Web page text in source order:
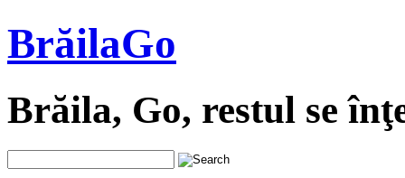
BrăilaGo
Brăila, Go, restul se